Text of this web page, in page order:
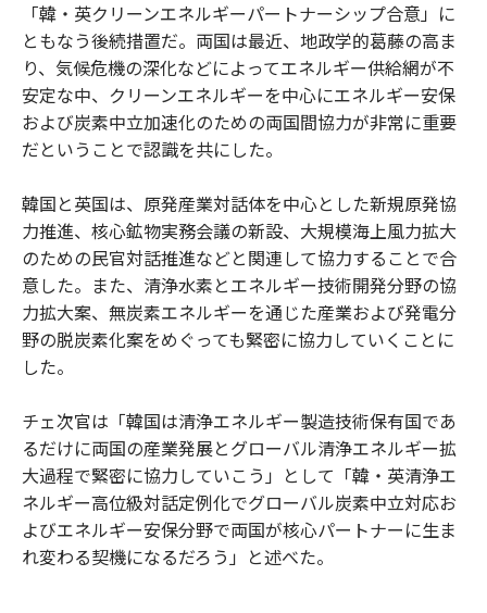
「韓・英クリーンエネルギーパートナーシップ合意」に
ともなう後続措置だ。両国は最近、地政学的葛藤の高ま
り、気候危機の深化などによってエネルギー供給網が不
安定な中、クリーンエネルギーを中心にエネルギー安保
および炭素中立加速化のための両国間協力が非常に重要
だということで認識を共にした。
韓国と英国は、原発産業対話体を中心とした新規原発協
力推進、核心鉱物実務会議の新設、大規模海上風力拡大
のための民官対話推進などと関連して協力することで合
意した。また、清浄水素とエネルギー技術開発分野の協
力拡大案、無炭素エネルギーを通じた産業および発電分
野の脱炭素化案をめぐっても緊密に協力していくことに
した。
チェ次官は「韓国は清浄エネルギー製造技術保有国であ
るだけに両国の産業発展とグローバル清浄エネルギー拡
大過程で緊密に協力していこう」として「韓・英清浄エ
ネルギー高位級対話定例化でグローバル炭素中立対応お
よびエネルギー安保分野で両国が核心パートナーに生ま
れ変わる契機になるだろう」と述べた。